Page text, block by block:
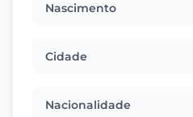
Nascimento
Cidade
Nacionalidade